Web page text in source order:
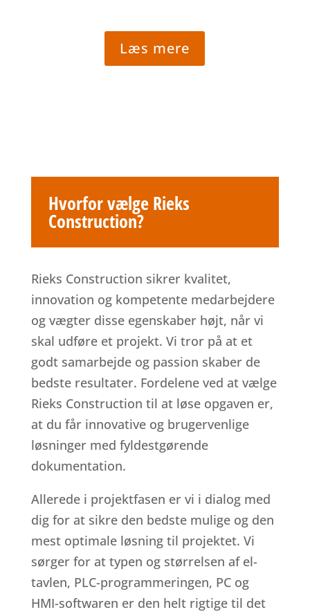
Læs mere
Hvorfor vælge Rieks
Construction?
Rieks Construction sikrer kvalitet,
innovation og kompetente medarbejdere
og vægter disse egenskaber højt, når vi
skal udføre et projekt. Vi tror på at et
godt samarbejde og passion skaber de
bedste resultater. Fordelene ved at vælge
Rieks Construction til at løse opgaven er,
at du får innovative og brugervenlige
løsninger med fyldestgørende
dokumentation.
Allerede i projektfasen er vi i dialog med
dig for at sikre den bedste mulige og den
mest optimale løsning til projektet. Vi
sørger for at typen og størrelsen af el-
tavlen, PLC-programmeringen, PC og
HMI-softwaren er den helt rigtige til det